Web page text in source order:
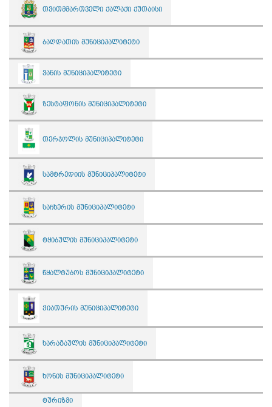
თვითმმართველი ქალაქი ქუთაისი
ბაღდათის მუნიციპალიტეტი
ვანის მუნიციპალიტეტი
ზესტაფონის მუნიციპალიტეტი
თერჯოლის მუნიციპალიტეტი
სამტრედიის მუნიციპალიტეტი
საჩხერის მუნიციპალიტეტი
ტყიბულის მუნიციპალიტეტი
წყალტუბოს მუნიციპალიტეტი
ჭიათურის მუნიციპალიტეტი
ხარაგაულის მუნიციპალიტეტი
ხონის მუნიციპალიტეტი
ტურიზმი